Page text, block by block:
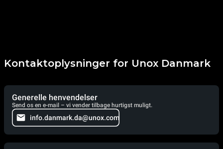
Kontaktoplysninger for Unox Danmark
Generelle henvendelser
Send os en e-mail – vi vender tilbage hurtigst muligt.
info.danmark.da@unox.com